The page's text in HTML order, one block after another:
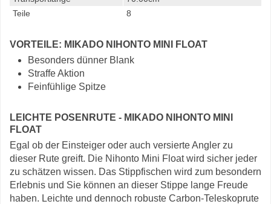
Teile
8
VORTEILE: MIKADO NIHONTO MINI FLOAT
Besonders dünner Blank
Straffe Aktion
Feinfühlige Spitze
LEICHTE POSENRUTE - MIKADO NIHONTO MINI
FLOAT
Egal ob der Einsteiger oder auch versierte Angler zu
dieser Rute greift. Die Nihonto Mini Float wird sicher jeder
zu schätzen wissen. Das Stippfischen wird zum besondern
Erlebnis und Sie können an dieser Stippe lange Freude
haben. Leichte und dennoch robuste Carbon-Teleskoprute